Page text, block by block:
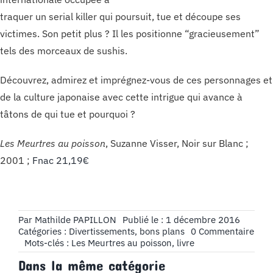
traquer un serial killer qui poursuit, tue et découpe ses
victimes. Son petit plus ? Il les positionne “gracieusement”
tels des morceaux de sushis.
Découvrez, admirez et imprégnez-vous de ces personnages et
de la culture japonaise avec cette intrigue qui avance à
tâtons de qui tue et pourquoi ?
Les Meurtres au poisson, Suzanne Visser, Noir sur Blanc ;
2001 ; Fnac 21,19€
Par Mathilde PAPILLON
Publié le : 1 décembre 2016
Catégories : Divertissements, bons plans 0 Commentaireon
à
Mots-clés : Les Meurtres au poisson, livre
Dans la même catégorie